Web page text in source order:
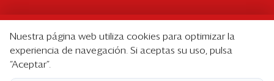
Suscripción individual
Paquetes corporativos
Nuestra página web utiliza cookies para optimizar la
experiencia de navegación. Si aceptas su uso, pulsa
“Aceptar”.